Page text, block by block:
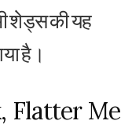
शेड्स की यह
है।
Flatter Me